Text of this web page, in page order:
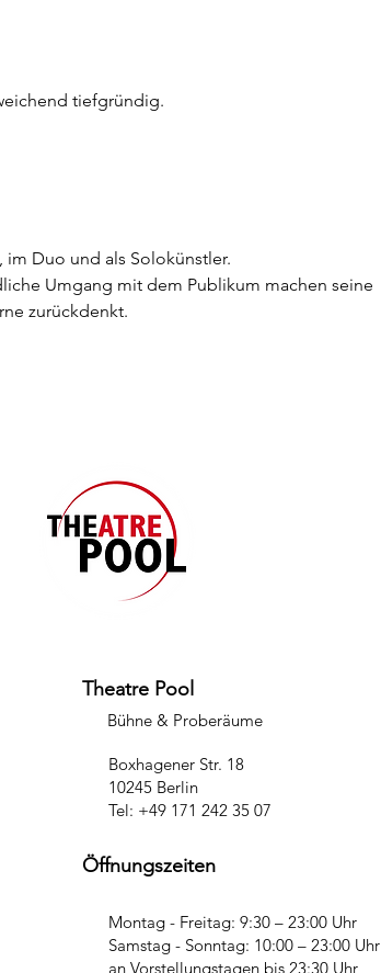
tiefgründig.
im Duo und als Solokünstler.
Umgang mit dem Publikum machen seine
zurückdenkt.
Theatre Pool
Bühne & Proberäume
Boxhagener Str. 18
10245 Berlin
Tel: +49 171 242 35 07
Öffnungszeiten
Montag - Freitag: 9:30 – 23:00 Uhr
Samstag - Sonntag: 10:00 – 23:00 Uhr
an Vorstellungstagen bis 23:30 Uhr